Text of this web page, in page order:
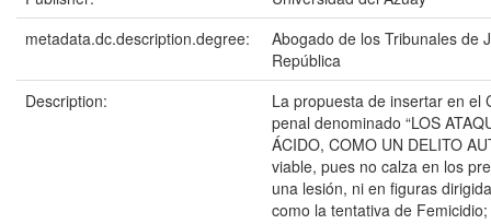
metadata.dc.description.degree:
Abogado de los Tribunales de
República
Description:
La propuesta de insertar en el
penal denominado “LOS
ÁCIDO, COMO UN DELITO
viable, pues no calza en los
una lesión, ni en figuras
como la tentativa de